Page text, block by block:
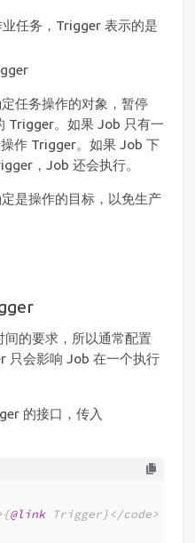
任务，Trigger 表示的是
任务操作的对象，暂停
Trigger。如果 Job 只有一
作 Trigger。如果 Job 下
，Job 还会执行。
是操作的目标，以免生产
的要求，所以通常配置
只会影响 Job 在一个执行
的接口，传入
@link Trigger}</code>